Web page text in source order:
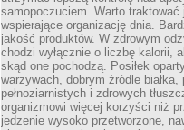
samopoczuciem. Warto traktować
wspierające organizację dnia.
jakość produktów. W zdrowym
chodzi wyłącznie o liczbę kalorii,
skąd one pochodzą. Posiłek
warzywach, dobrym źródle białka,
pełnoziarnistych i zdrowych
organizmowi więcej korzyści niż
jedzenie wysoko przetworzone,